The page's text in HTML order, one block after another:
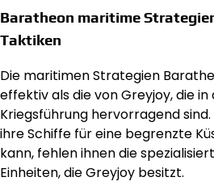
Baratheon maritime
Taktiken
Die maritimen Strategien
effektiv als die von Greyjoy, die
Kriegsführung hervorragend
ihre Schiffe für eine begrenzte
kann, fehlen ihnen die
Einheiten, die Greyjoy besitzt.